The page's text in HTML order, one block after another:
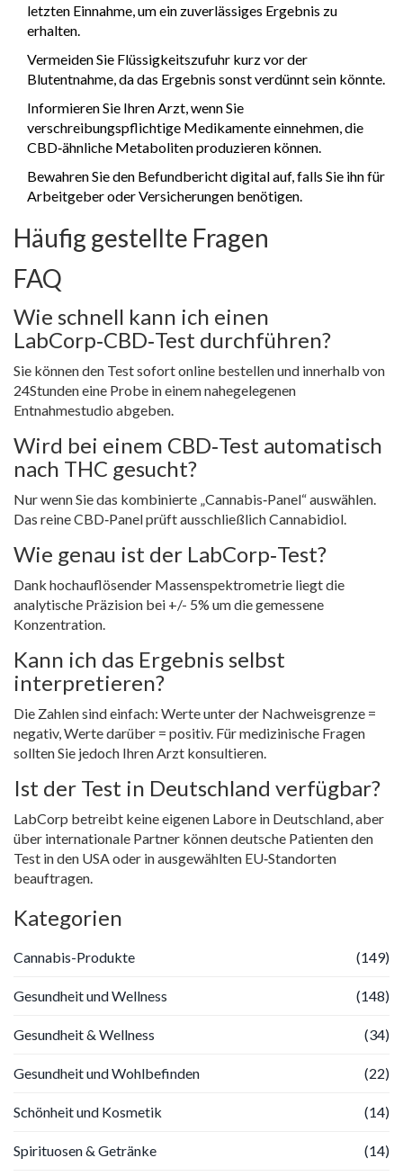
letzten Einnahme, um ein zuverlässiges Ergebnis zu
erhalten.
Vermeiden Sie Flüssigkeitszufuhr kurz vor der
Blutentnahme, da das Ergebnis sonst verdünnt sein könnte.
Informieren Sie Ihren Arzt, wenn Sie
verschreibungspflichtige Medikamente einnehmen, die
CBD‑ähnliche Metaboliten produzieren können.
Bewahren Sie den Befundbericht digital auf, falls Sie ihn für
Arbeitgeber oder Versicherungen benötigen.
Häufig gestellte Fragen
FAQ
Wie schnell kann ich einen
LabCorp‑CBD‑Test durchführen?
Sie können den Test sofort online bestellen und innerhalb von
24Stunden eine Probe in einem nahegelegenen
Entnahmestudio abgeben.
Wird bei einem CBD‑Test automatisch
nach THC gesucht?
Nur wenn Sie das kombinierte „Cannabis‑Panel“ auswählen.
Das reine CBD‑Panel prüft ausschließlich Cannabidiol.
Wie genau ist der LabCorp‑Test?
Dank hochauflösender Massenspektrometrie liegt die
analytische Präzision bei +/- 5% um die gemessene
Konzentration.
Kann ich das Ergebnis selbst
interpretieren?
Die Zahlen sind einfach: Werte unter der Nachweisgrenze =
negativ, Werte darüber = positiv. Für medizinische Fragen
sollten Sie jedoch Ihren Arzt konsultieren.
Ist der Test in Deutschland verfügbar?
LabCorp betreibt keine eigenen Labore in Deutschland, aber
über internationale Partner können deutsche Patienten den
Test in den USA oder in ausgewählten EU‑Standorten
beauftragen.
Kategorien
Cannabis-Produkte (149)
Gesundheit und Wellness (148)
Gesundheit & Wellness (34)
Gesundheit und Wohlbefinden (22)
Schönheit und Kosmetik (14)
Spirituosen & Getränke (14)